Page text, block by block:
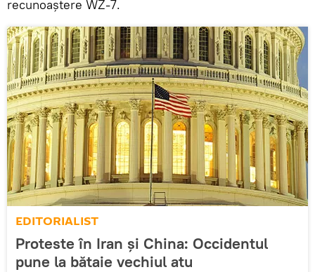
recunoaștere WZ-7.
EDITORIALIST
Proteste în Iran și China: Occidentul
pune la bătaie vechiul atu